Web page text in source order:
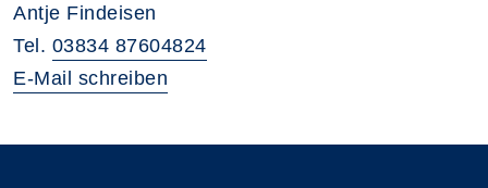
Antje Findeisen
Tel. 03834 87604824
E-Mail schreiben